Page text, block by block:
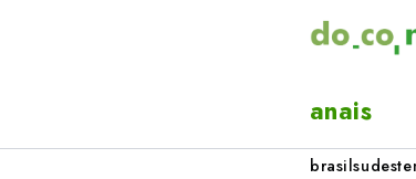
anais
brasilsudeste